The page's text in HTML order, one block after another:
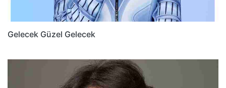
Gelecek Güzel Gelecek